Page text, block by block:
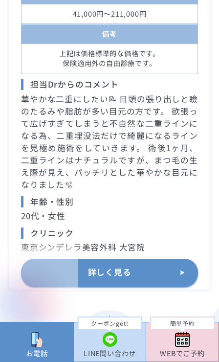
お電話
クーポンget!
LINE問い合わせ
簡単予約
WEBでご予約
41,000円～211,000円
備考
上記は価格標準的な価格です。
保険適用外の自由診療です。
担当Drからのコメント
華やかな二重にしたい📝 目頭の張り出しと瞼
のたるみや脂肪が多い目元の方です。 欲張っ
て広げすぎてしまうと不自然な二重ラインに
なる為、二重埋没法だけで綺麗になるライン
を見極め施術をしていきます。 術後1ヶ月、
二重ラインはナチュラルですが、まつ毛の生
え際が見え、パッチリとした華やかな目元に
なりました🫧
年齢・性別
20代・女性
クリニック
東京シンデレラ美容外科 大宮院
詳しく見る
PAGE TOP